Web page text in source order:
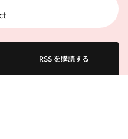
RSS を購読する